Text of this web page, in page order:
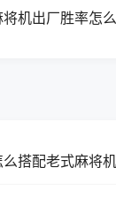
机出厂胜率怎
搭配老式麻将